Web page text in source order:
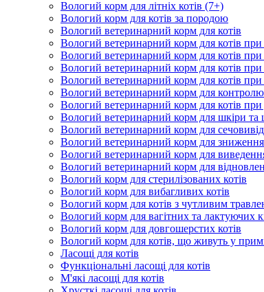
Вологий корм для літніх котів (7+)
Вологий корм для котів за породою
Вологий ветеринарний корм для котів
Вологий ветеринарний корм для котів
Вологий ветеринарний корм для котів
Вологий ветеринарний корм для котів
Вологий ветеринарний корм для котів при
Вологий ветеринарний корм для
Вологий ветеринарний корм для котів при
Вологий ветеринарний корм для шкіри та
Вологий ветеринарний корм для
Вологий ветеринарний корм для
Вологий ветеринарний корм для
Вологий ветеринарний корм для
Вологий корм для стерилізованих котів
Вологий корм для вибагливих котів
Вологий корм для котів з чутливим
Вологий корм для вагітних та лактуючих
Вологий корм для довгошерстих котів
Вологий корм для котів, що живуть у
Ласощі для котів
Функціональні ласощі для котів
М'які ласощі для котів